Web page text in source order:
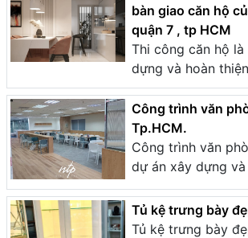
bàn giao căn hộ
quận 7 , tp HCM
Thi công căn hộ
dựng và hoàn
Công trình văn
Tp.HCM.
Công trình văn
dự án xây dựng
Tủ kệ trưng bày
Tủ kệ trưng bày